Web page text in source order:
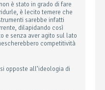
è stato in grado di fare
è lecito temere che
sarebbe infatti
dilapidando così
e senza aver agito sul lato
competitività
opposte all’ideologia di